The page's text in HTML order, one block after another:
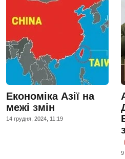
Економіка Азії на
межі змін
14 грудня, 2024, 11:19
9